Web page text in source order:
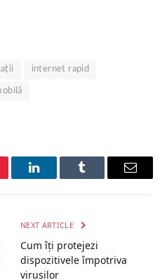
internet rapid
LinkedIn Tumblr Email
NEXT ARTICLE
Cum îți protejezi
dispozitivele împotriva
virușilor